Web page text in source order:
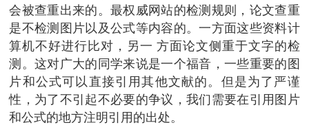
会被查重出来的。最权威网站的检测规则，论文查重
是不检测图片以及公式等内容的。一方面这些资料计
算机不好进行比对，另一 方面论文侧重于文字的检
测。这对广大的同学来说是一个福音，一些重要的图
片和公式可以直接引用其他文献的。但是为了严谨
性，为了不引起不必要的争议，我们需要在引用图片
和公式的地方注明引用的出处。